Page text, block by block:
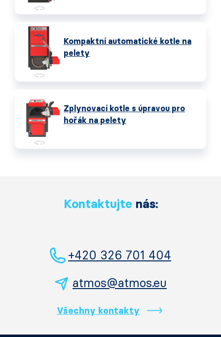
Kompaktní automatické kotle na
pelety
Zplynovací kotle s úpravou pro
hořák na pelety
Kontaktujte nás:
+420 326 701 404
atmos@atmos.eu
Všechny kontakty